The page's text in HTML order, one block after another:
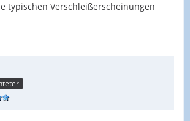
typischen Verschleißerscheinungen